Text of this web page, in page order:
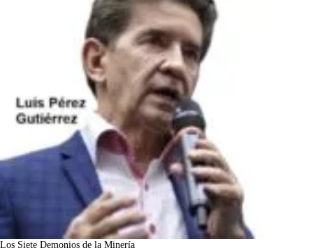
Los Siete Demonios de la Minería